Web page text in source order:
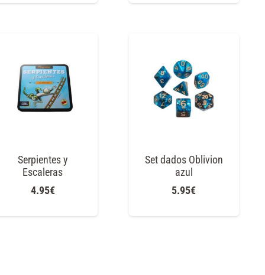
Serpientes y
Escaleras
4.95€
Set dados Oblivion
azul
5.95€